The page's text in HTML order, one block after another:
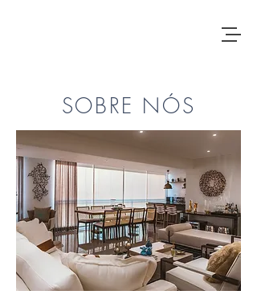
SOBRE NÓS